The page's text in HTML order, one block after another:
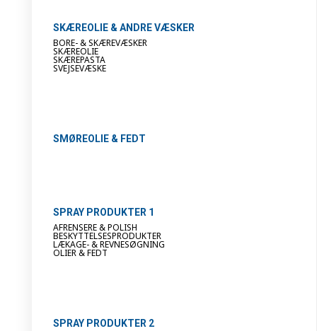
SKÆREOLIE & ANDRE VÆSKER
BORE- & SKÆREVÆSKER
SKÆREOLIE
SKÆREPASTA
SVEJSEVÆSKE
SMØREOLIE & FEDT
SPRAY PRODUKTER 1
AFRENSERE & POLISH
BESKYTTELSESPRODUKTER
LÆKAGE- & REVNESØGNING
OLIER & FEDT
SPRAY PRODUKTER 2